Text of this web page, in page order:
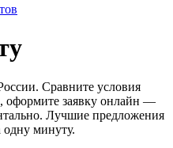
Сравните условия
оформите заявку онлайн —
Лучшие предложения
минуту.